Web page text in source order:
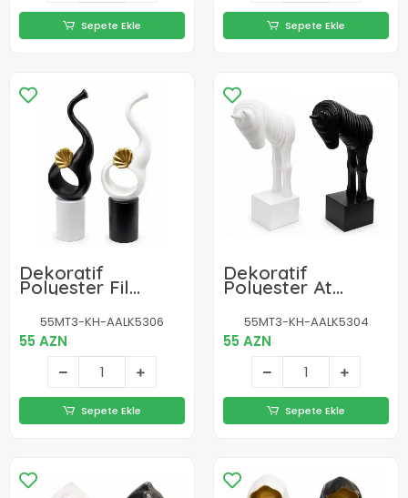
Sepete Ekle Sepete Ekle
Dekoratif
Polyester Fil
Figürü Biblosu
Alk5306
55MT3-KH-AALK5306
55 AZN
Sepete Ekle
Dekoratif
Polyester At
Figürü Biblosu
Alk5304
55MT3-KH-AALK5304
55 AZN
Sepete Ekle